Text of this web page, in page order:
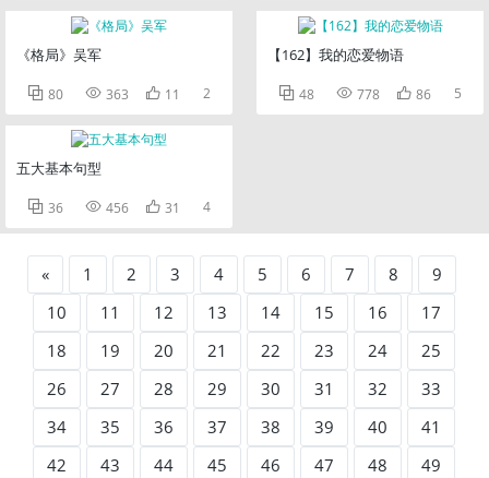
《格局》吴军
 80  363  11 2
五大基本句型
 36  456  31 4
【162】我的恋爱物语
 48  778  86 5
« 1 2 3 4 5 6 7 8
9
10
11 12 13 14 15 16
17
18
19 20 21 22 23 24
25
26
27 28 29 30 31 32
33
34
35 36 37 38 39 40
41
42
43 44 45 46 47 48
49